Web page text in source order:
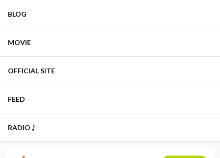
BLOG
MOVIE
OFFICIAL SITE
FEED
RADIO♪